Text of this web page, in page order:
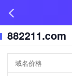
882211.com
域名价格